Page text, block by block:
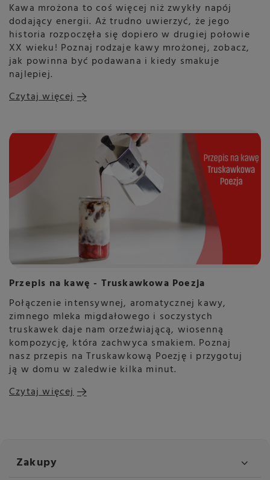
Kawa mrożona to coś więcej niż zwykły napój
dodający energii. Aż trudno uwierzyć, że jego
historia rozpoczęła się dopiero w drugiej połowie
XX wieku! Poznaj rodzaje kawy mrożonej, zobacz,
jak powinna być podawana i kiedy smakuje
najlepiej.
Czytaj więcej
Przepis na kawę - Truskawkowa Poezja
Połączenie intensywnej, aromatycznej kawy,
zimnego mleka migdałowego i soczystych
truskawek daje nam orzeźwiającą, wiosenną
kompozycję, która zachwyca smakiem. Poznaj
nasz przepis na Truskawkową Poezję i przygotuj
ją w domu w zaledwie kilka minut.
Czytaj więcej
Zakupy